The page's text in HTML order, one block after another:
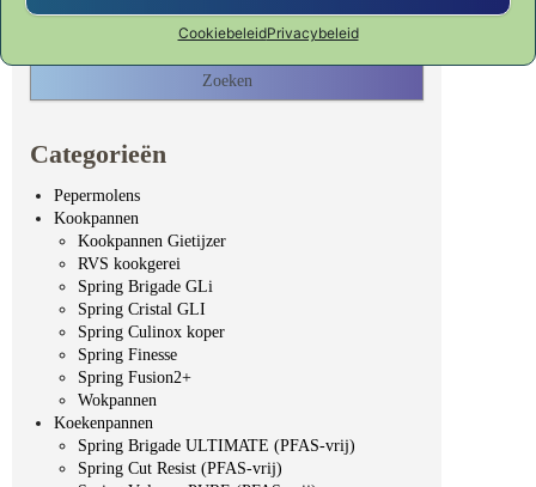
CookiebeleidPrivacybeleid
Zoeken naar:
Categorieën
Pepermolens
Kookpannen
Kookpannen Gietijzer
RVS kookgerei
Spring Brigade GLi
Spring Cristal GLI
Spring Culinox koper
Spring Finesse
Spring Fusion2+
Wokpannen
Koekenpannen
Spring Brigade ULTIMATE (PFAS-vrij)
Spring Cut Resist (PFAS-vrij)